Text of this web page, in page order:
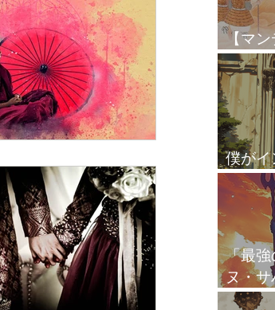
【マ
とダ
僕が
心が
「最
ヌ・
て